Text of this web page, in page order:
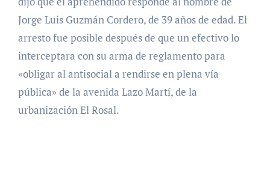
Jorge Luis Guzmán Cordero, de 39 años de edad. El
arresto fue posible después de que un efectivo lo
interceptara con su arma de reglamento para
«obligar al antisocial a rendirse en plena vía
pública» de la avenida Lazo Martí, de la
urbanización El Rosal.